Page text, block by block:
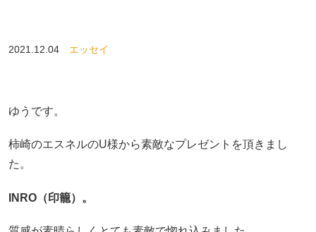
2021.12.04 エッセイ
ゆうです。
柿崎のエスネルのU様から素敵なプレゼントを頂きまし
た。
INRO（印籠）。